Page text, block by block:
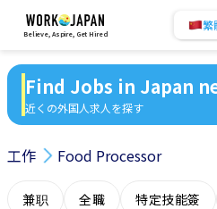
Believe, Aspire, Get Hired
繁
Find Jobs in Japan
近くの外国人求人を探す
工作 Food Processor
兼职 全職 特定技能簽